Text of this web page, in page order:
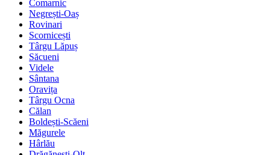
Comarnic
Negrești-Oaș
Rovinari
Scornicești
Târgu Lăpuș
Săcueni
Videle
Sântana
Oravița
Târgu Ocna
Călan
Boldești-Scăeni
Măgurele
Hârlău